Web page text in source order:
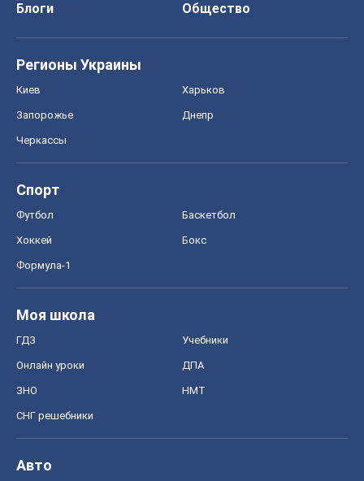
Блоги
Общество
Регионы Украины
Киев Харьков
Запорожье Днепр
Черкассы
Спорт
Футбол Баскетбол
Хоккей Бокс
Формула-1
Моя школа
ГДЗ Учебники
Онлайн уроки ДПА
ЗНО НМТ
СНГ решебники
Авто